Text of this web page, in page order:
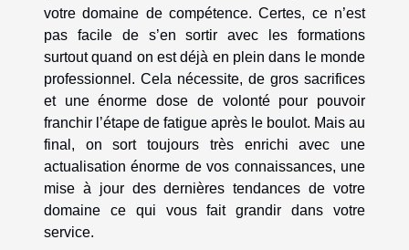
votre domaine de compétence. Certes, ce n’est
pas facile de s’en sortir avec les formations
surtout quand on est déjà en plein dans le monde
professionnel. Cela nécessite, de gros sacrifices
et une énorme dose de volonté pour pouvoir
franchir l’étape de fatigue après le boulot. Mais au
final, on sort toujours très enrichi avec une
actualisation énorme de vos connaissances, une
mise à jour des dernières tendances de votre
domaine ce qui vous fait grandir dans votre
service.